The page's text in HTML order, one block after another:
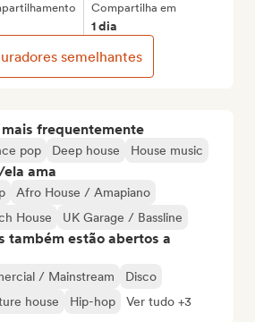
frequentemente
pop Deep house House music
ama
Afro House / Amapiano
House UK Garage / Bassline
também estão abertos a
/ Mainstream
Disco
house Hip-hop Ver tudo +3
Compartilha em
1 dia
semelhantes